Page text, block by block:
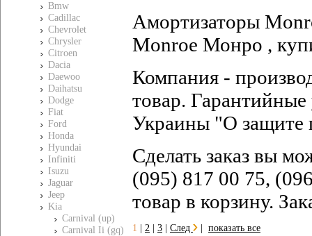
Bmw
Cadillac
Chevrolet
Chrysler
Citroen
Dacia
Daewoo
Daihatsu
Dodge
Fiat
Ford
Honda
Hyundai
Infiniti
Isuzu
Jaguar
Jeep
Kia
Carnival (up)
Carnival Ii (gq)
Амортизаторы
Monroe Монро ,
Компания -
товар. Гарантийные
Украины "О защите
Сделать заказ вы
(095) 817 00 75,
товар в корзину.
1 2 3 След показать все